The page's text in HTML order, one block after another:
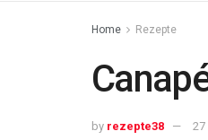
Home Rezepte
by rezepte38 27